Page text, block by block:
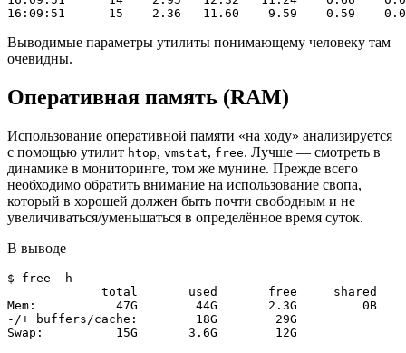
Выводимые параметры утилиты понимающему человеку там
очевидны.
Оперативная память (RAM)
Использование оперативной памяти «на ходу» анализируется
с помощью утилит htop, vmstat, free. Лучше — смотреть в
динамике в мониторинге, том же мунине. Прежде всего
необходимо обратить внимание на использование свопа,
который в хорошей должен быть почти свободным и не
увеличиваться/уменьшаться в определённое время суток.
В выводе
$ free -h
total       used       free     shared
Mem:           47G        44G       2.3G         0B
-/+ buffers/cache:        18G        29G